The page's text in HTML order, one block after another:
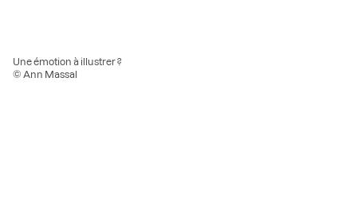
Une émotion à illustrer ?
© Ann Massal